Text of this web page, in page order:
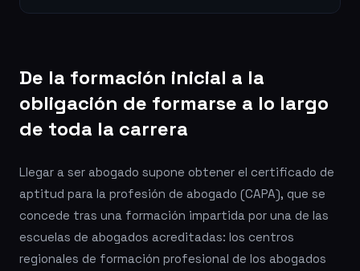
De la formación inicial a la
obligación de formarse a lo largo
de toda la carrera
Llegar a ser abogado supone obtener el certificado de
aptitud para la profesión de abogado (CAPA), que se
concede tras una formación impartida por una de las
escuelas de abogados acreditadas: los centros
regionales de formación profesional de los abogados